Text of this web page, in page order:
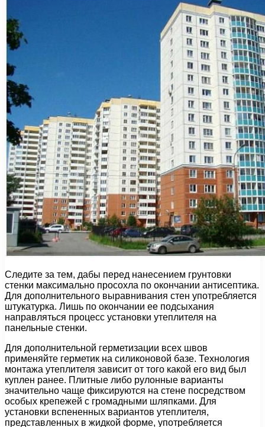
Следите за тем, дабы перед нанесением грунтовки
стенки максимально просохла по окончании антисептика.
Для дополнительного выравнивания стен употребляется
штукатурка. Лишь по окончании ее подсыхания
направляться процесс установки утеплителя на
панельные стенки.
Для дополнительной герметизации всех швов
применяйте герметик на силиконовой базе. Технология
монтажа утеплителя зависит от того какой его вид был
куплен ранее. Плитные либо рулонные варианты
значительно чаще фиксируются на стене посредством
особых крепежей с громадными шляпками. Для
установки вспененных вариантов утеплителя,
представленных в жидкой форме, употребляется